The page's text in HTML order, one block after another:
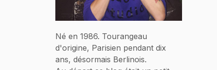
Né en 1986. Tourangeau
d'origine, Parisien pendant dix
ans, désormais Berlinois.